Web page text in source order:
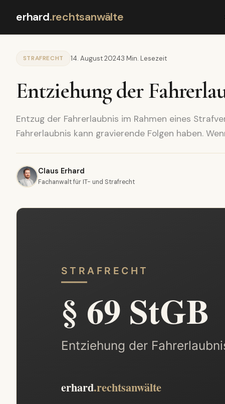
erhard.rechtsanwälte
STRAFRECHT 14. August 20243 Min. Lesezeit
Entziehung der
Entzug der Fahrerlaubnis im Rahmen eines
Fahrerlaubnis kann gravierende Folgen haben.
Claus Erhard
Fachanwalt für IT- und Strafrecht